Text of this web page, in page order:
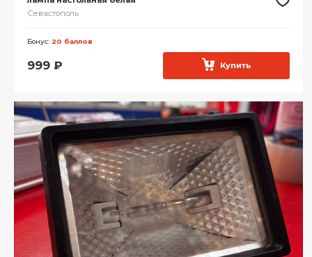
Севастополь
Бонус: 20 баллов
999 ₽ Купить